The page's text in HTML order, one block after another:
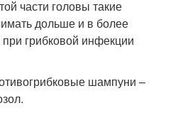
части головы такие
дольше и в более
грибковой инфекции
шампуни –